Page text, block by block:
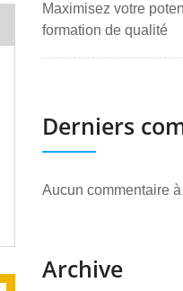
Maximisez votre
formation de qualité
Derniers
Aucun commentaire à
Archive